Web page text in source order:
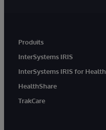
Produits
InterSystems IRIS
InterSystems IRIS for Health
HealthShare
TrakCare